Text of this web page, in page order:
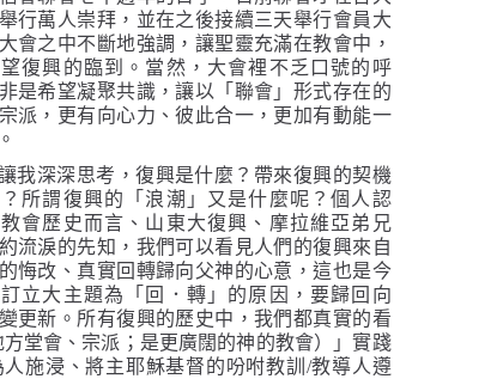
行萬人崇拜，並在之後接續三天舉行會員大
會之中不斷地強調，讓聖靈充滿在教會中，
復興的臨到。當然，大會裡不乏口號的呼
是希望凝聚共識，讓以「聯會」形式存在的
派，更有向心力、彼此合一，更加有動能一
我深深思考，復興是什麼？帶來復興的契機
所謂復興的「浪潮」又是什麼呢？個人認
會歷史而言、山東大復興、摩拉維亞弟兄
流淚的先知，我們可以看見人們的復興來自
悔改、真實回轉歸向父神的心意，這也是今
立大主題為「回．轉」的原因，要歸回向
更新。所有復興的歷史中，我們都真實的看
堂會、宗派；是更廣闊的神的教會）」實踐
施浸、將主耶穌基督的吩咐教訓 /教導人遵